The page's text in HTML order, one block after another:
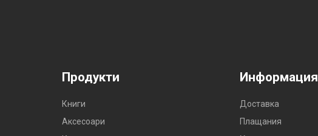
Продукти
Книги
Аксесоари
Информация
Доставка
Плащания